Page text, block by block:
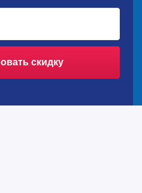
скидку